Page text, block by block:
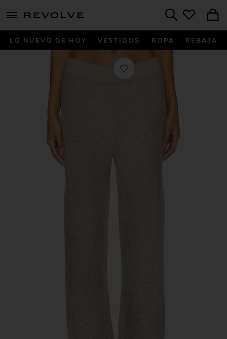
menu - shows more content
LO NUEVO DE HOY VESTIDOS ROPA REBAJA
Favorito PANTALÓN CCL